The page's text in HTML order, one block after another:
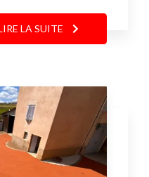
LA SUITE